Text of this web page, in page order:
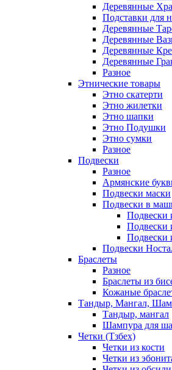
Деревянные
Подставки для
Деревянные
Деревянные
Деревянные
Деревянные
Разное
Этнические товары
Этно скатерти
Этно жилетки
Этно шапки
Этно Подушки
Этно сумки
Разное
Подвески
Разное
Армянские
Подвески маски
Подвески в
Подвески
Подвески
Подвески
Подвески
Браслеты
Разное
Браслеты из
Кожаные
Тандыр, Мангал,
Тандыр, мангал
Шампура для
Четки (Тзбех)
Четки из кости
Четки из